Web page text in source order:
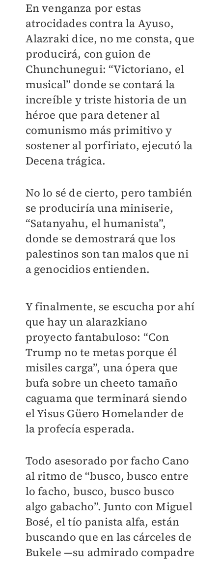
En venganza por estas
atrocidades contra la Ayuso,
Alazraki dice, no me consta, que
producirá, con guion de
Chunchunegui: “Victoriano, el
musical” donde se contará la
increíble y triste historia de un
héroe que para detener al
comunismo más primitivo y
sostener al porfiriato, ejecutó la
Decena trágica.
No lo sé de cierto, pero también
se produciría una miniserie,
“Satanyahu, el humanista”,
donde se demostrará que los
palestinos son tan malos que ni
a genocidios entienden.
Y finalmente, se escucha por ahí
que hay un alarazkiano
proyecto fantabuloso: “Con
Trump no te metas porque él
misiles carga”, una ópera que
bufa sobre un cheeto tamaño
caguama que terminará siendo
el Yisus Güero Homelander de
la profecía esperada.
Todo asesorado por facho Cano
al ritmo de “busco, busco entre
lo facho, busco, busco busco
algo gabacho”. Junto con Miguel
Bosé, el tío panista alfa, están
buscando que en las cárceles de
Bukele —su admirado compadre